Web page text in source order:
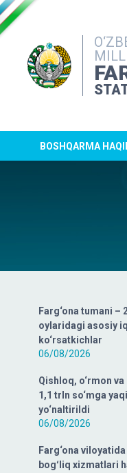
BOSHQARMA
Farg‘ona tumani –
oylaridagi asosiy
ko‘rsatkichlar
06/08/2026
Qishloq, o‘rmon
1,1 trln so‘mga
yo‘naltirildi
06/08/2026
Farg‘ona
bogʻliq xizmatlari